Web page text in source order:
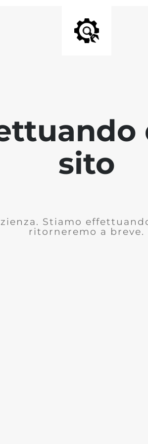
sito
Stiamo
ritorneremo a breve.